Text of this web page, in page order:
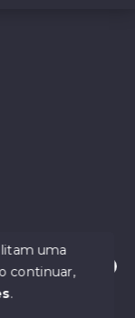
te ajudar.
- Todos
uma
continuar,
.